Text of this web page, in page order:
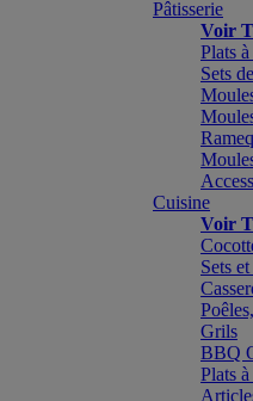
Pâtisserie
Voir
Plats
Sets
Cuisine
Voir
Sets
Grils
BBQ
Plats